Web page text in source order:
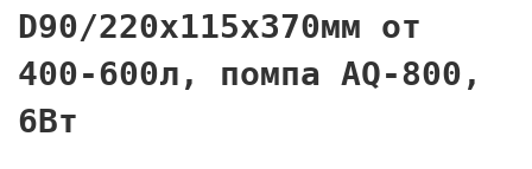
D90/220x115x370мм от
400-600л, помпа AQ-800,
6Вт